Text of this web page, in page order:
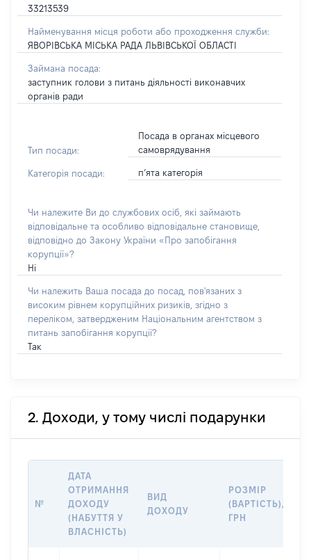
33213539
Найменування місця роботи або проходження служби:
ЯВОРІВСЬКА МІСЬКА РАДА ЛЬВІВСЬКОЇ ОБЛАСТІ
Займана посада:
заступник голови з питань діяльності виконавчих
органів ради
Тип посади:
Посада в органах місцевого
самоврядування
Категорія посади: п’ята категорія
Чи належите Ви до службових осіб, які займають
відповідальне та особливо відповідальне становище,
відповідно до Закону України «Про запобігання
корупції»?
Ні
Чи належить Ваша посада до посад, пов'язаних з
високим рівнем корупційних ризиків, згідно з
переліком, затвердженим Національним агентством з
питань запобігання корупції?
Так
2. Доходи, у тому числі подарунки
№
ДАТА
ОТРИМАННЯ
ДОХОДУ
(НАБУТТЯ У
ВЛАСНІСТЬ)
ВИД
ДОХОДУ
РОЗМІР
(ВАРТІСТЬ),
ГРН